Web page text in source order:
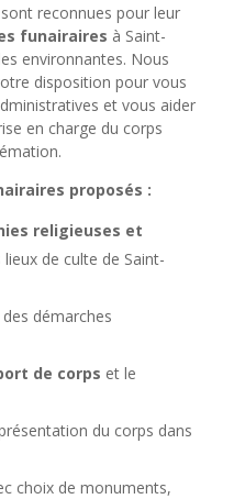
reconnues pour leur
funairaires à Saint-
environnantes. Nous
disposition pour vous
et vous aider
en charge du corps
proposés :
religieuses et
de culte de Saint-
démarches
de corps et le
du corps dans
choix de monuments,